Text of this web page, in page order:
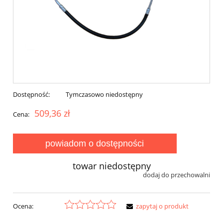
Dostępność: Tymczasowo niedostępny
Cena: 509,36 zł
powiadom o dostępności
towar niedostępny
dodaj do przechowalni
Ocena:
zapytaj o produkt